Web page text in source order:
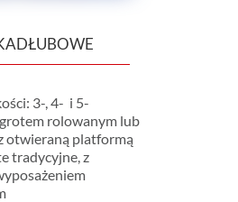
3-, 4- i 5-
rolowanym lub
otwieraną platformą
tradycyjne, z